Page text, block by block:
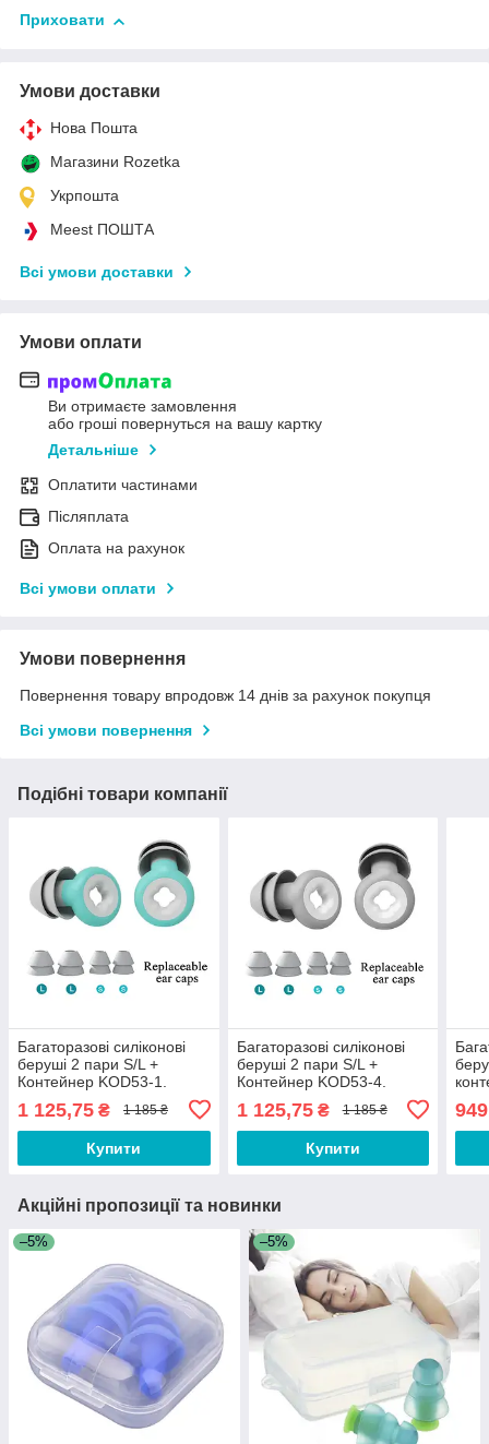
Приховати
Умови доставки
Нова Пошта
Магазини Rozetka
Укрпошта
Meest ПОШТА
Всі умови доставки
Умови оплати
Ви отримаєте замовлення
або гроші повернуться на вашу картку
Детальніше
Оплатити частинами
Післяплата
Оплата на рахунок
Всі умови оплати
Умови повернення
Повернення товару впродовж 14 днів за рахунок покупця
Всі умови повернення
Подібні товари компанії
Багаторазові силіконові
беруші 2 пари S/L +
Контейнер KOD53-1.
польотів від шуму
1 125,75 ₴ 1 185 ₴
Купити
Багаторазові силіконові
беруші 2 пари S/L +
Контейнер KOD53-4.
польотів від шуму
1 125,75₴ 1 185 ₴
Купити
сну,
Акційні пропозиції та новинки
–5% –5%